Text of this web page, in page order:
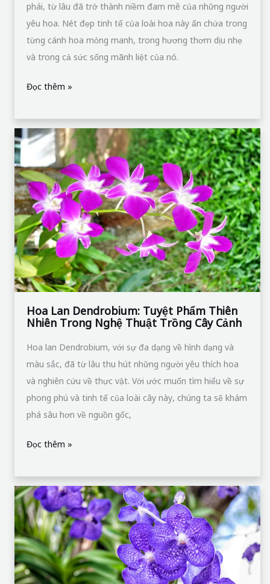
phái, từ lâu đã trở thành niềm đam mê của những người
yêu hoa. Nét đẹp tinh tế của loài hoa này ẩn chứa trong
từng cánh hoa mỏng manh, trong hương thơm dịu nhẹ
và trong cả sức sống mãnh liệt của nó.
Đọc thêm »
Hoa Lan Dendrobium: Tuyệt Phẩm Thiên
Nhiên Trong Nghệ Thuật Trồng Cây Cảnh
Hoa lan Dendrobium, với sự đa dạng về hình dạng và
màu sắc, đã từ lâu thu hút những người yêu thích hoa
và nghiên cứu về thực vật. Với ước muốn tìm hiểu về sự
phong phú và tinh tế của loài cây này, chúng ta sẽ khám
phá sâu hơn về nguồn gốc,
Hoa
Dendrobium:
Tuyệt
Phẩm
Thiên
Nhiên
Trong
Nghệ
Thuật
Trồng
Cây
Đọc thêm »
Vẻ
Đẹp
Quý
Phái
của
Hoa